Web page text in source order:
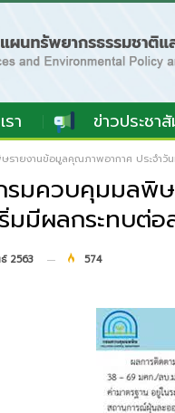
า ข่าวประชา
ายงานข้อมูลคุณภาพอากาศ ประจำ
มควบคุมมลพิ
ริ่มมีผลกระทบ
2563 574